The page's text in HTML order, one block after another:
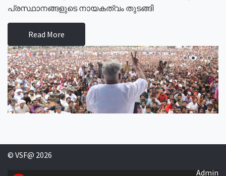
പ്രസ്ഥാനങ്ങളുടെ നായകത്വം തുടങ്ങി
Read More
© VSF@ 2026
Admin